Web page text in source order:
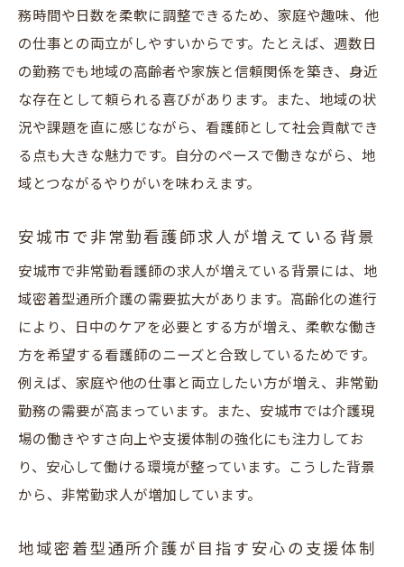
非常勤看護師として安城で安心して働く方
法
安城市で資格を活かす地域密着型通所介護の現
場
資格を活かせる非常勤看護師求人の魅力
地域密着型通所介護で発揮できる専門性と
は
地域密着型施設での資格取得サポート体制
柔軟なシフトで働く非常勤看護師の安心ポイン
ト
安城市の非常勤看護師求人はシフト調整が
魅力
地域密着型通所介護で選べる働き方のバリ
非常勤勤務で実現するプライベート充実の
務時間や日数を柔軟に調整できるため、家庭や趣味、他
の仕事との両立がしやすいからです。たとえば、週数日
の勤務でも地域の高齢者や家族と信頼関係を築き、身近
な存在として頼られる喜びがあります。また、地域の状
況や課題を直に感じながら、看護師として社会貢献でき
る点も大きな魅力です。自分のペースで働きながら、地
域とつながるやりがいを味わえます。
安城市で非常勤看護師求人が増えている背景
安城市で非常勤看護師の求人が増えている背景には、地
域密着型通所介護の需要拡大があります。高齢化の進行
により、日中のケアを必要とする方が増え、柔軟な働き
方を希望する看護師のニーズと合致しているためです。
例えば、家庭や他の仕事と両立したい方が増え、非常勤
勤務の需要が高まっています。また、安城市では介護現
場の働きやすさ向上や支援体制の強化にも注力してお
り、安心して働ける環境が整っています。こうした背景
から、非常勤求人が増加しています。
地域密着型通所介護が目指す安心の支援体制